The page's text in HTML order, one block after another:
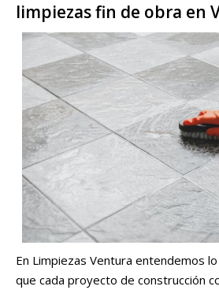
limpiezas fin de obra en
En Limpiezas Ventura entendemos
que cada proyecto de construcción